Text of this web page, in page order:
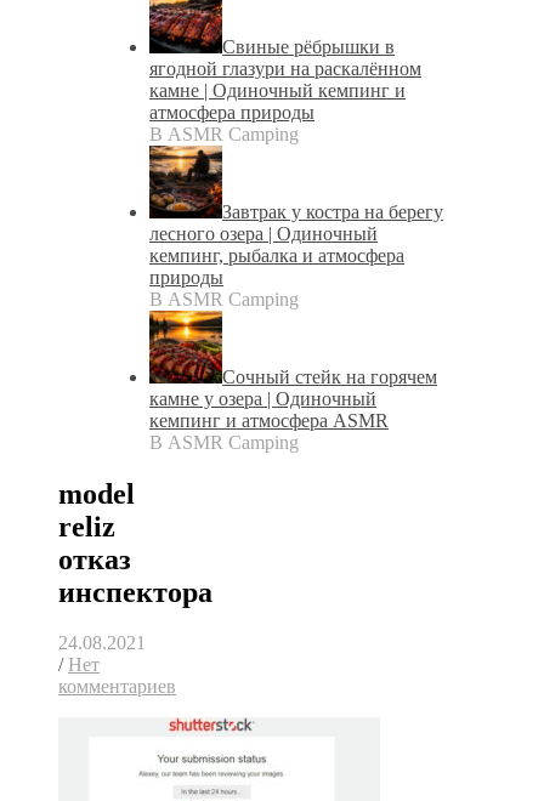
Свиные рёбрышки в
ягодной глазури на раскалённом
камне | Одиночный кемпинг и
атмосфера природы
В ASMR Camping
Завтрак у костра на берегу
лесного озера | Одиночный
кемпинг, рыбалка и атмосфера
природы
В ASMR Camping
Сочный стейк на горячем
камне у озера | Одиночный
кемпинг и атмосфера ASMR
В ASMR Camping
model
reliz
отказ
инспектора
24.08.2021
/ Нет
комментариев